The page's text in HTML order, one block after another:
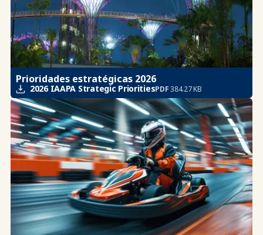
Prioridades estratégicas 2026
2026 IAAPA Strategic PrioritiesPDF384.27 KB